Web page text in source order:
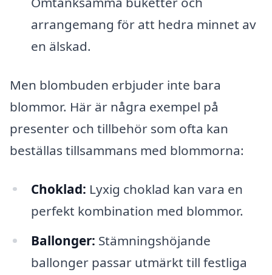
arrangemang för att hedra minnet av
en älskad.
Men blombuden erbjuder inte bara
blommor. Här är några exempel på
presenter och tillbehör som ofta kan
beställas tillsammans med blommorna:
Choklad: Lyxig choklad kan vara en
perfekt kombination med blommor.
Ballonger: Stämningshöjande
ballonger passar utmärkt till festliga